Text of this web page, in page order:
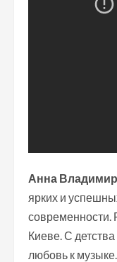
Анна
ярких и
современности.
Киеве. С
любовь к